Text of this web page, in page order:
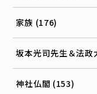
家族 (176)
坂本光司先生＆法政
神社仏閣 (153)